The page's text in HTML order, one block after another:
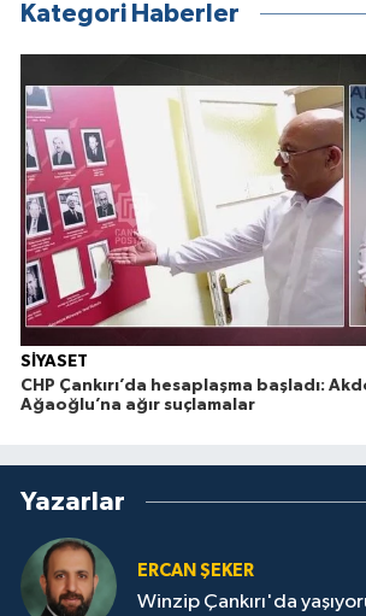
Kategori Haberler
SİYASET
CHP Çankırı’da hesaplaşma başladı:
Ağaoğlu’na ağır suçlamalar
Yazarlar
ERCAN ŞEKER
Winzip Çankırı'da